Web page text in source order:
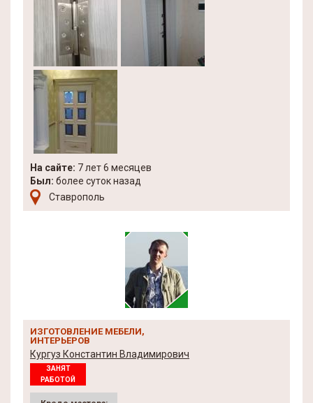
На сайте: 7 лет 6 месяцев
Был: более суток назад
Ставрополь
ИЗГОТОВЛЕНИЕ МЕБЕЛИ,
ИНТЕРЬЕРОВ
Кургуз Константин Владимирович
ЗАНЯТ
РАБОТОЙ